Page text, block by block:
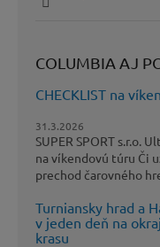
COLUMBIA AJ
CHECKLIST na
31.3.2026
SUPER SPORT s.r.o.
na víkendovú túru Či
prechod čarovného
Turniansky hrad a
v jeden deň na
krasu